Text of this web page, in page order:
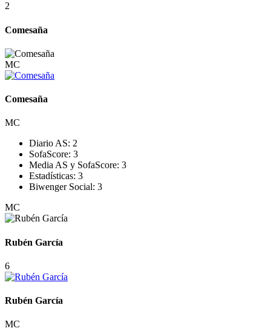
2
Comesaña
MC
Comesaña
MC
Diario AS: 2
SofaScore: 3
Media AS y SofaScore: 3
Estadísticas: 3
Biwenger Social: 3
MC
Rubén García
6
Rubén García
MC